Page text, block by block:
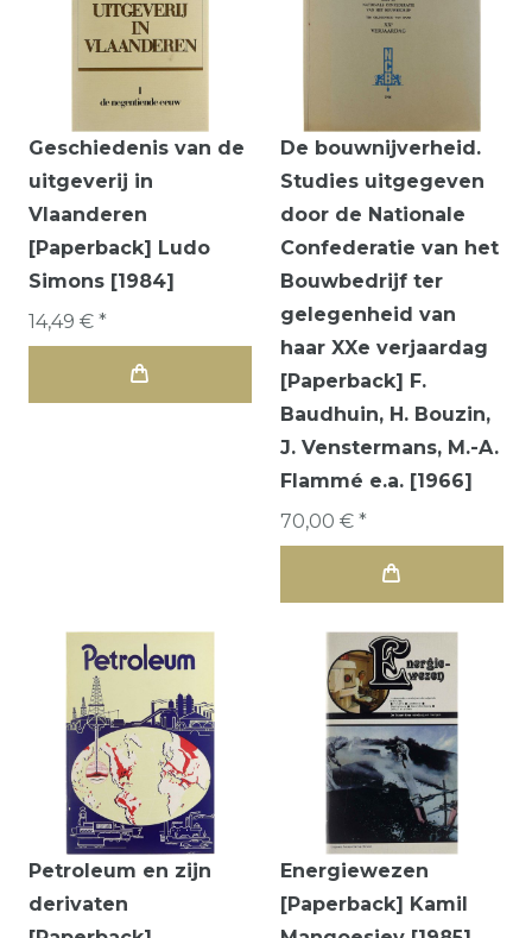
Geschiedenis van de
uitgeverij in
Vlaanderen
[Paperback] Ludo
Simons [1984]
14,49 € *
De bouwnijverheid.
Studies uitgegeven
door de Nationale
Confederatie van het
Bouwbedrijf ter
gelegenheid van
haar XXe verjaardag
[Paperback] F.
Baudhuin, H. Bouzin,
J. Venstermans, M.-A.
Flammé e.a. [1966]
70,00 € *
Petroleum en zijn
derivaten
Energiewezen
[Paperback] Kamil